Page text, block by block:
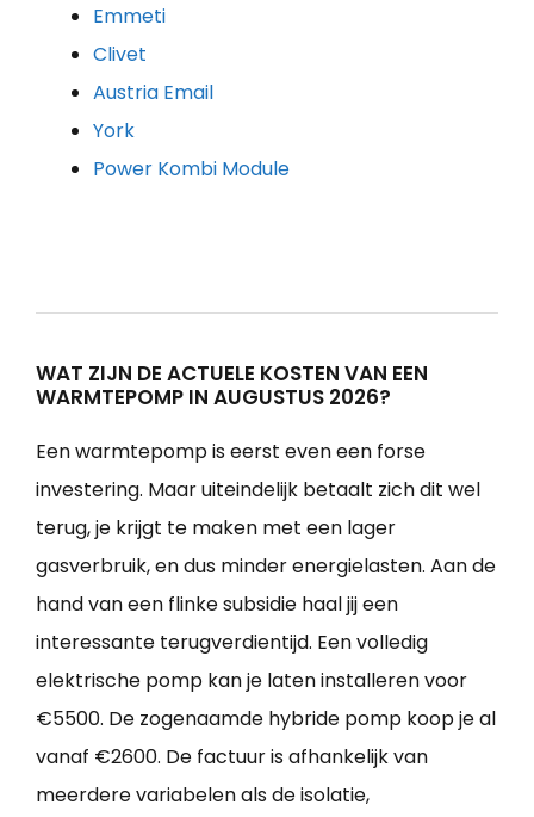
Emmeti
Clivet
Austria Email
York
Power Kombi Module
WAT ZIJN DE ACTUELE KOSTEN VAN EEN
WARMTEPOMP IN AUGUSTUS 2026?
Een warmtepomp is eerst even een forse
investering. Maar uiteindelijk betaalt zich dit wel
terug, je krijgt te maken met een lager
gasverbruik, en dus minder energielasten. Aan de
hand van een flinke subsidie haal jij een
interessante terugverdientijd. Een volledig
elektrische pomp kan je laten installeren voor
€5500. De zogenaamde hybride pomp koop je al
vanaf €2600. De factuur is afhankelijk van
meerdere variabelen als de isolatie,